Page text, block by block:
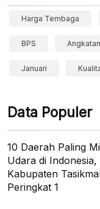
Harga Tembaga
BPS
Januari
Data Populer
10 Daerah Paling
Udara di
Kabupaten
Peringkat 1